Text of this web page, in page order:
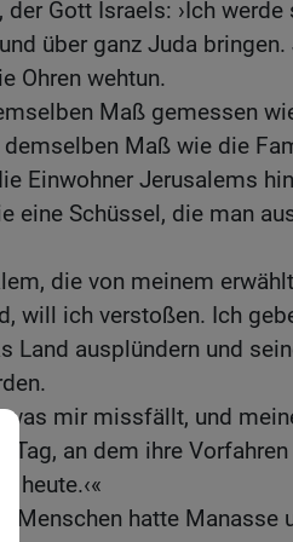
der Gott Israels: ›Ich werde
über ganz Juda bringen.
Ohren wehtun.
Maß gemessen
Maß wie die
Einwohner Jerusalems
eine Schüssel, die man
die von meinem
will ich verstoßen. Ich
Land ausplündern und
was mir missfällt, und
Tag, an dem ihre Vorfahren
heute.‹«
Menschen hatte Manasse